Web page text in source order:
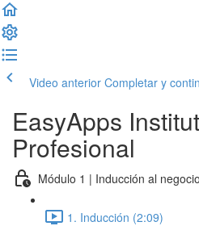
Video anterior Completar y
EasyApps
Profesional
Módulo 1 | Inducción al negocio
1. Inducción (2:09)